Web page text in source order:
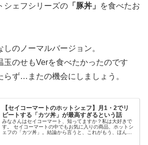
シェフシリーズの 「豚丼」
を食べたお
のノーマルバージョン。
玉のせもVerを食べたかったのです
らず…またの機会にしましょう。
【セイコーマートのホットシェフ】月1・2でリ
ピートする「カツ丼」が最高すぎるという話
みなさんはセイコーマート、知ってますか？私は大好きで
す。 セイコーマートの中でもお気に入りの商品、ホットシ
ェフの「カツ丼」。結論から言うと、これがもう、ほんっ